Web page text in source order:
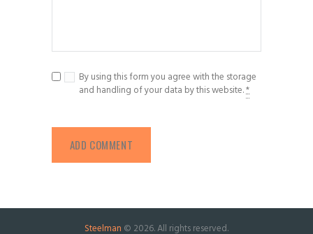
By using this form you agree with the storage
and handling of your data by this website.*
Steelman © 2026. All rights reserved.